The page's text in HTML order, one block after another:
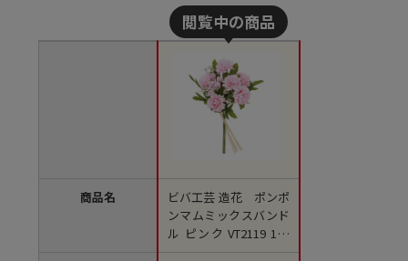
商品名
ビバ工芸 造花 ポンポ
ンマムミックスバンド
ル ピンク VT2119 1本
（ご注文単位1本）